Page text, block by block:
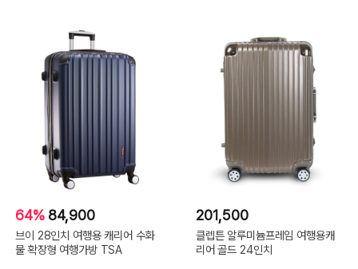
64% 84,900
브이 28인치 여행용 캐리어 수화
물 확장형 여행가방 TSA
201,500
클렙튼 알루미늄프레임 여행용캐
리어 골드 24인치